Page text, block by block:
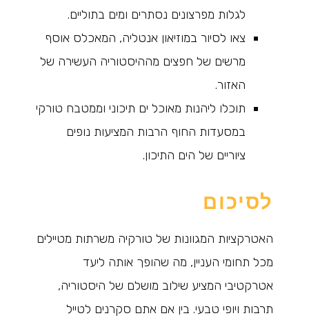
לגלות מפרצונים נסתרים ומים בתוליים.
צאו לסיור במוזיאון אנטליה, המאכלס אוסף
מרשים של חפצים מההיסטוריה העשירה של
האזור.
תוכלו ליהנות מאוכל ים תיכוני וממטבח טורקי
במסעדות החוף הרבות המציעות נופים
ציוריים של הים התיכון.
לסיכום
האטרקציות המגוונות של טורקיה משרתות מטיילים
מכל תחומי העניין, מה שהופך אותה ליעד
אטרקטיבי המציע שילוב מושלם של היסטוריה,
תרבות ויופי טבעי. בין אם אתם סקרנים לטייל